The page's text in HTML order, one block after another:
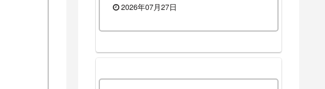
2026年07月27日